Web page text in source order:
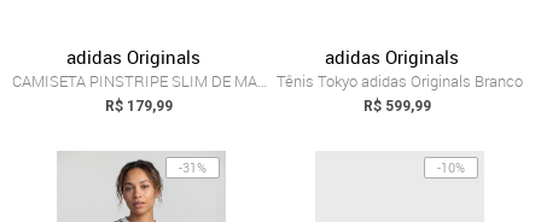
adidas Originals
CAMISETA PINSTRIPE SLIM DE MANGA CURTA a...
R$ 179,99
adidas Originals
Tênis Tokyo adidas Originals Branco
R$ 599,99
-31% -10%